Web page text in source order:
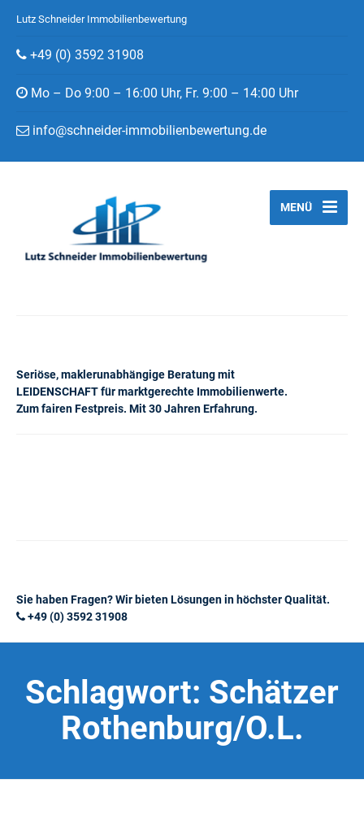
Lutz Schneider Immobilienbewertung
+49 (0) 3592 31908
Mo – Do 9:00 – 16:00 Uhr, Fr. 9:00 – 14:00 Uhr
info@schneider-immobilienbewertung.de
Seriöse, maklerunabhängige Beratung mit
LEIDENSCHAFT für marktgerechte Immobilienwerte.
Zum fairen Festpreis. Mit 30 Jahren Erfahrung.
MENÜ
Sie haben Fragen? Wir bieten Lösungen in höchster Qualität.
+49 (0) 3592 31908
Schlagwort: Schätzer
Rothenburg/O.L.